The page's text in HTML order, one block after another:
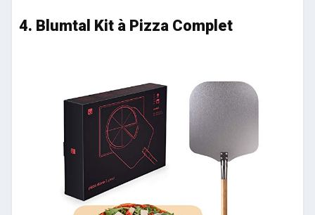
4. Blumtal Kit à Pizza Complet